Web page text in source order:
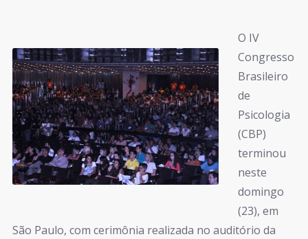
O IV
Congresso
Brasileiro
de
Psicologia
(CBP)
terminou
neste
domingo
(23), em
São Paulo, com cerimônia realizada no auditório da